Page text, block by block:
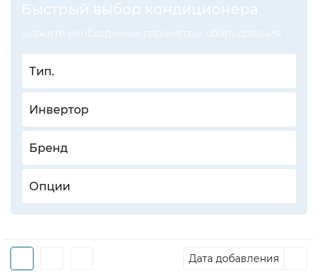
Быстрый выбор кондиционера
укажите необходимые параметры оборудования
Тип.
Инвертор
Бренд
Опции
Дата добавления